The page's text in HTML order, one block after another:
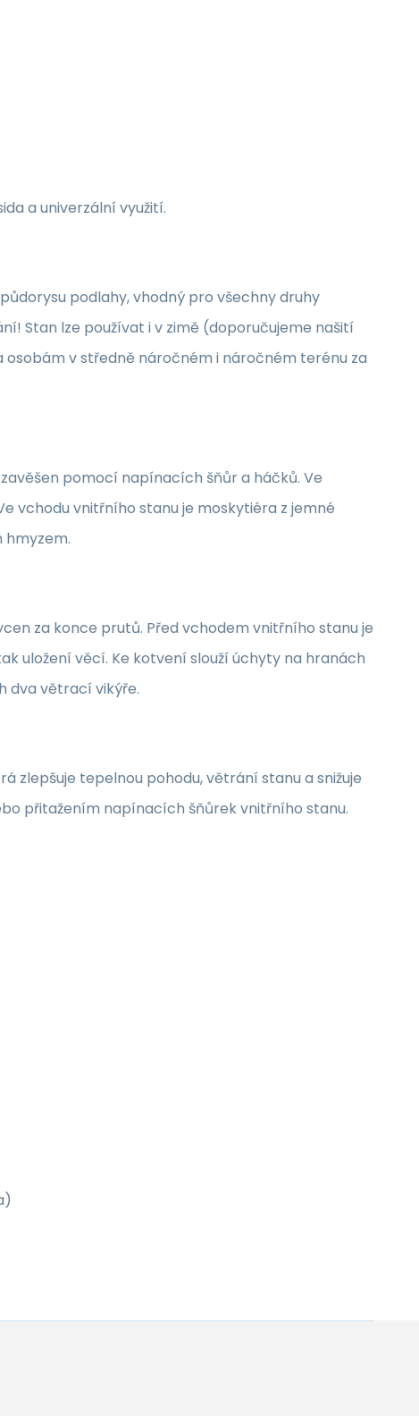
a univerzální využití.
podlahy, vhodný pro všechny druhy
Stan lze používat i v zimě (doporučujeme našití
v středně náročném i náročném terénu za
pomocí napínacích šňůr a háčků. Ve
vchodu vnitřního stanu je moskytiéra z jemné
za konce prutů. Před vchodem vnitřního stanu je
uložení věcí. Ke kotvení slouží úchyty na hranách
dva větrací vikýře.
zlepšuje tepelnou pohodu, větrání stanu a snižuje
přitažením napínacích šňůrek vnitřního stanu.